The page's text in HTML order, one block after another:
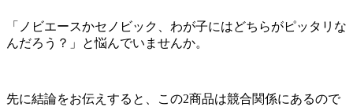
「ノビエースかセノビック、わが子にはどちらがピッタリな
んだろう？」と悩んでいませんか。
先に結論をお伝えすると、この2商品は競合関係にあるので